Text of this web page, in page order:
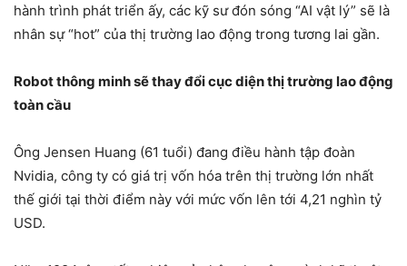
hành trình phát triển ấy, các kỹ sư đón sóng “AI vật lý” sẽ là
nhân sự “hot” của thị trường lao động trong tương lai gần.
Robot thông minh sẽ thay đổi cục diện thị trường lao động
toàn cầu
Ông Jensen Huang (61 tuổi) đang điều hành tập đoàn
Nvidia, công ty có giá trị vốn hóa trên thị trường lớn nhất
thế giới tại thời điểm này với mức vốn lên tới 4,21 nghìn tỷ
USD.